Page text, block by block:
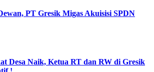
PT Gresik Migas Akuisisi SPDN
Desa Naik, Ketua RT dan RW di Gresik